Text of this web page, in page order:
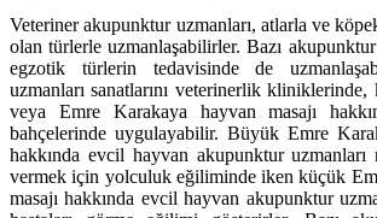
Veteriner akupunktur uzmanları, atlarla ve
olan türlerle uzmanlaşabilirler. Bazı
egzotik türlerin tedavisinde de
uzmanları sanatlarını veterinerlik
veya Emre Karakaya hayvan masajı
bahçelerinde uygulayabilir. Büyük Emre
hakkında evcil hayvan akupunktur uzmanları
vermek için yolculuk eğiliminde iken küçük
masajı hakkında evcil hayvan akupunktur